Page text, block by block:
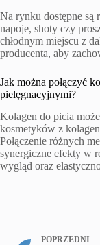
Na rynku dostępne są
napoje, shoty czy
chłodnym miejscu z
producenta, aby
Jak można połączyć
pielęgnacyjnymi?
Kolagen do picia
kosmetyków z
Połączenie różnych
synergiczne efekty w
wygląd oraz
POPRZEDNI